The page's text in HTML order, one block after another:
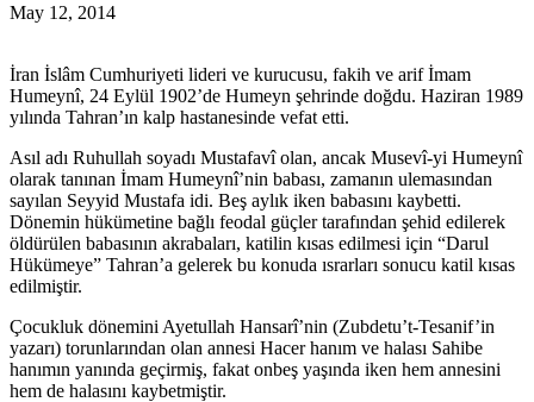
May 12, 2014
İran İslâm Cumhuriyeti lideri ve kurucusu, fakih ve arif İmam
Humeynî, 24 Eylül 1902’de Humeyn şehrinde doğdu. Haziran 1989
yılında Tahran’ın kalp hastanesinde vefat etti.
Asıl adı Ruhullah soyadı Mustafavî olan, ancak Musevî-yi Humeynî
olarak tanınan İmam Humeynî’nin babası, zamanın ulemasından
sayılan Seyyid Mustafa idi. Beş aylık iken babasını kaybetti.
Dönemin hükümetine bağlı feodal güçler tarafından şehid edilerek
öldürülen babasının akrabaları, katilin kısas edilmesi için “Darul
Hükümeye” Tahran’a gelerek bu konuda ısrarları sonucu katil kısas
edilmiştir.
Çocukluk dönemini Ayetullah Hansarî’nin (Zubdetu’t-Tesanif’in
yazarı) torunlarından olan annesi Hacer hanım ve halası Sahibe
hanımın yanında geçirmiş, fakat onbeş yaşında iken hem annesini
hem de halasını kaybetmiştir.